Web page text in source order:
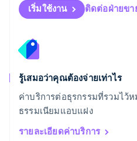
เริ่มใช้งาน ติดต่อฝ่ายขา
รู้เสมอว่าคุณต้องจ่ายเท่าไร
ค่าบริการต่อธุรกรรมที่รวมไว้
ธรรมเนียมแอบแฝง
รายละเอียดค่าบริการ
EnglishItaliano
สวิตเซอร์แลนด์
สวีเดน
Svenska
EnglishEspañol简体中文
สหรัฐอาหรับเอมิเรตส์
English
สหราชอาณาจักร
English